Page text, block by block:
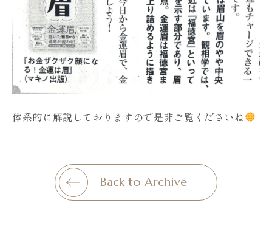
体系的に解説しておりますので是非ご覧くださいね
Back to Archive